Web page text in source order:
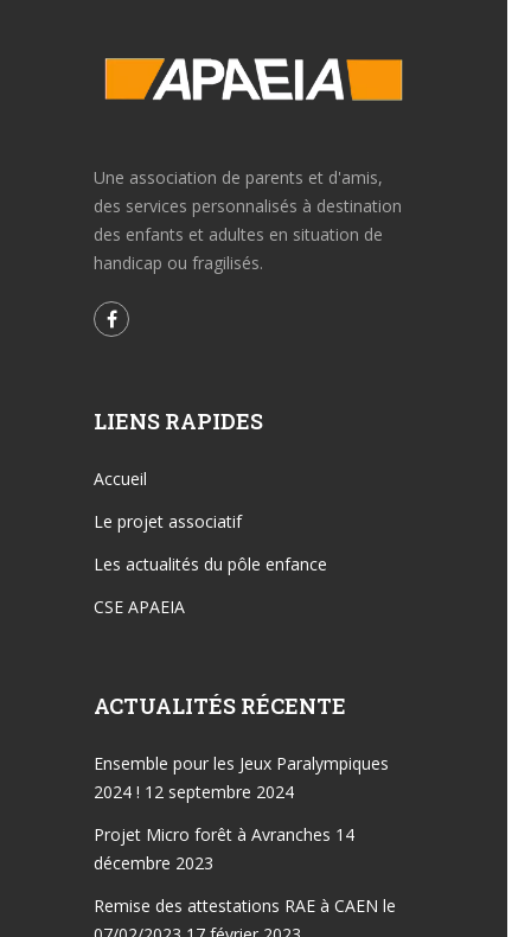
Une association de parents et d'amis,
des services personnalisés à destination
des enfants et adultes en situation de
handicap ou fragilisés.
LIENS RAPIDES
Accueil
Le projet associatif
Les actualités du pôle enfance
CSE APAEIA
ACTUALITÉS RÉCENTE
Ensemble pour les Jeux Paralympiques
2024 ! 12 septembre 2024
Projet Micro forêt à Avranches 14
décembre 2023
Remise des attestations RAE à CAEN le